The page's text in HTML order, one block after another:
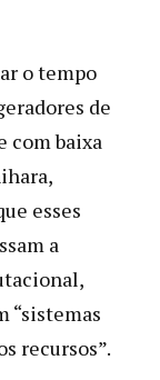
o tempo
de
com baixa
esses
a
“sistemas
recursos”.